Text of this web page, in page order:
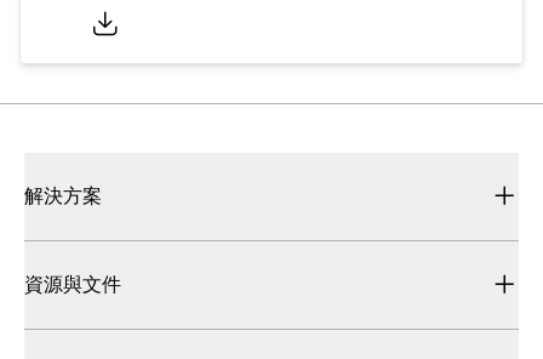
解決方案
資源與文件